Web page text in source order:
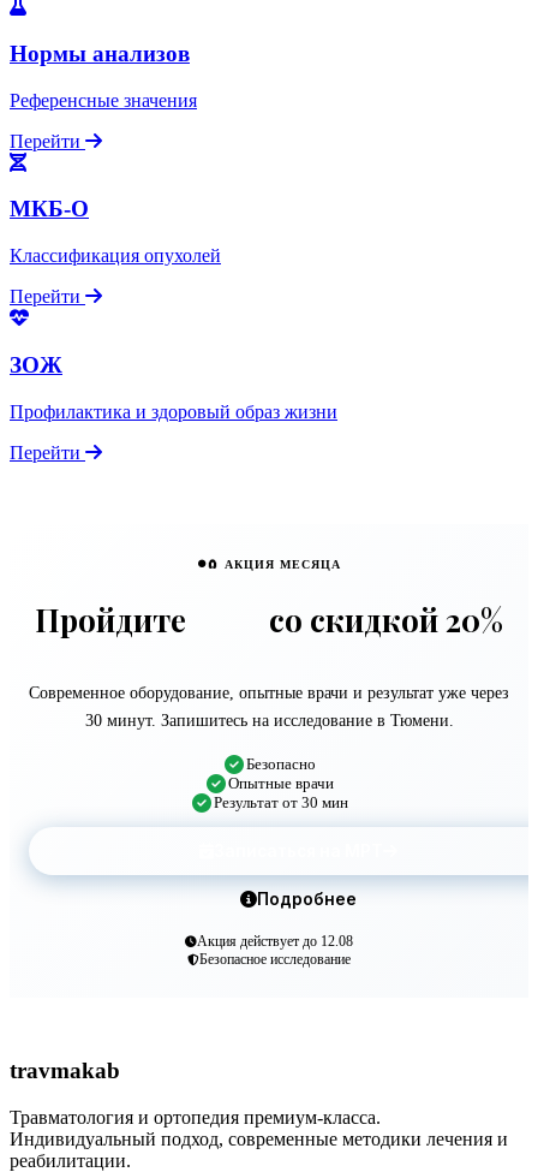
Нормы анализов
Референсные значения
Перейти
МКБ-О
Классификация опухолей
Перейти
ЗОЖ
Профилактика и здоровый образ жизни
Перейти
🧲 АКЦИЯ МЕСЯЦА
Пройдите со скидкой 20%
Современное оборудование, опытные врачи и результат уже через
30 минут. Запишитесь на исследование в Тюмени.
Безопасно
Опытные врачи
Результат от 30 мин
Подробнее
Акция действует до 12.08
Безопасное исследование
travmakab
Травматология и ортопедия премиум-класса.
Индивидуальный подход, современные методики лечения и
реабилитации.